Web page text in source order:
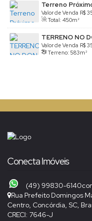
Terreno
R$
Valor de Venda
Santa Catarina, Brasil
Total: 450m²
TERRENO NO
R$
Valor de Venda
BrasilTerreno: 583m²
Conecta Imóveis
(49) 99830-6140
Rua Prefeito Domingos
Centro, Concórdia, SC,
CRECI: 7646-J